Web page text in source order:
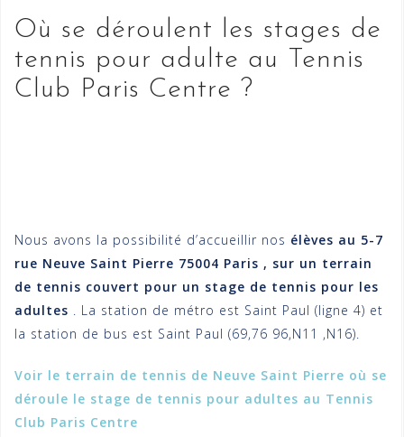
Où se déroulent les stages de
tennis pour adulte au Tennis
Club Paris Centre ?
Nous avons la possibilité d’accueillir nos élèves au 5-7
rue Neuve Saint Pierre 75004 Paris , sur un terrain
de tennis couvert pour un stage de tennis pour les
adultes . La station de métro est Saint Paul (ligne 4) et
la station de bus est Saint Paul (69,76 96,N11 ,N16).
Voir le terrain de tennis de Neuve Saint Pierre où se
déroule le stage de tennis pour adultes au Tennis
Club Paris Centre